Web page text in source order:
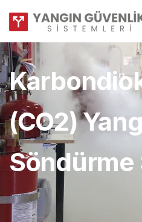
(CO2)
Söndürme